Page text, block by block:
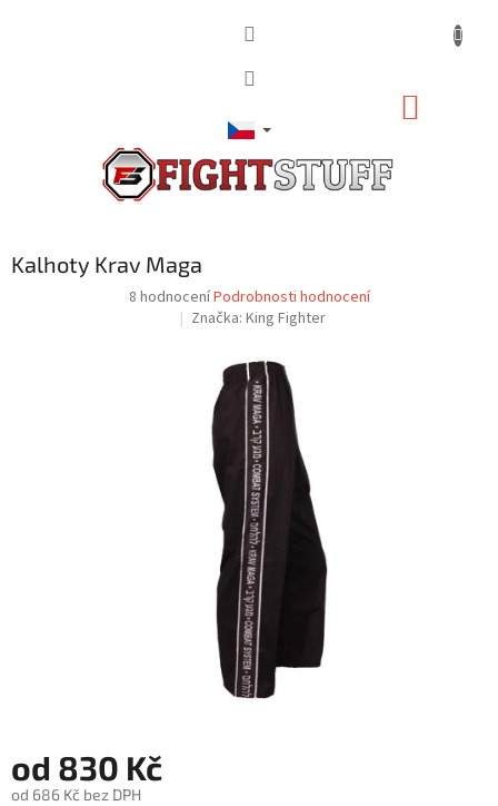
Kalhoty Krav Maga
Průměrné
hodnocení
8 hodnoceníPodrobnosti hodnocení
Značka: King Fighter
od 830 Kč
od 686 Kč bez DPH